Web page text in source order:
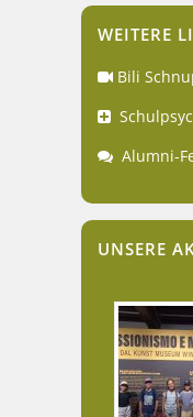
WEITERE
Bili
Alumni-
UNSERE